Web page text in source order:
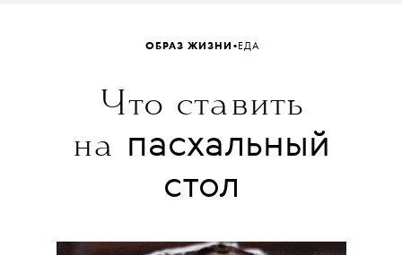
ОБРАЗ ЖИЗНИ •ЕДА
Что ставить
на пасхальный
стол